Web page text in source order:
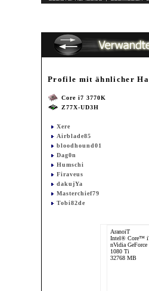
Profile mit ähnlicher
Core i7 3770K
Z77X-UD3H
Xere
Airblade85
bloodhound01
Dag0n
Humschi
Firaveus
dakujYa
Masterchief79
Tobi82de
AranoiT
Intel® Core™
nVidia
1080 Ti
32768 MB